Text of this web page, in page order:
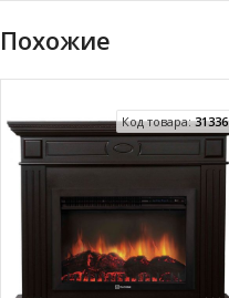
Похожие
Код товара:31336